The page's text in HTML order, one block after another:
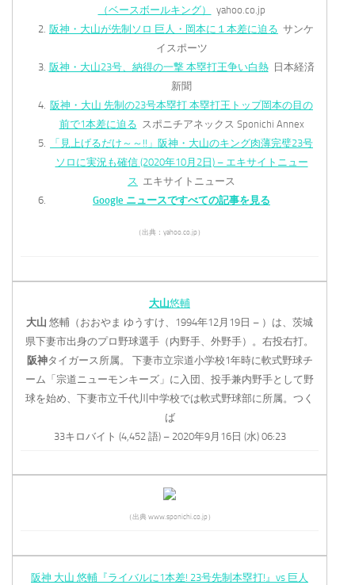
（ベースボールキング）
yahoo.co.jp
阪神・大山が先制ソロ 巨人・岡本に１本差に迫る サンケ
イスポーツ
阪神・大山23号、納得の一撃 本塁打王争い白熱
日本経済
新聞
阪神・大山 先制の23号本塁打 本塁打王トップ岡本の目の
前で1本差に迫る スポニチアネックス Sponichi Annex
「見上げるだけ～～!!」阪神・大山のキング肉薄完璧23号
ソロに実況も確信 (2020年10月2日) – エキサイトニュー
ス エキサイトニュース
Google ニュースですべての記事を見る
（出典：yahoo.co.jp）
大山悠輔
大山 悠輔（おおやま ゆうすけ、1994年12月19日 – ）は、茨城
県下妻市出身のプロ野球選手（内野手、外野手）。右投右打。
阪神タイガース所属。 下妻市立宗道小学校1年時に軟式野球チ
ーム「宗道ニューモンキーズ」に入団、投手兼内野手として野
球を始め、下妻市立千代川中学校では軟式野球部に所属。つく
ば
33キロバイト (4,452 語) – 2020年9月16日 (水) 06:23
（出典 www.sponichi.co.jp）
阪神 大山 悠輔『ライバルに1本差! 23号先制本塁打!』vs 巨人